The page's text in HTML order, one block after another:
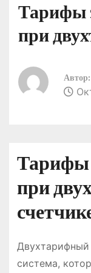
Тарифы
при
Автор:
Тарифы
при
Двухтарифный
система,